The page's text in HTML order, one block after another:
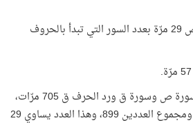
الحرف ص ورد في سورة ص 29 مرّة بعدد السور التي تبدأ بالحروف
في السور المحصورة بين سورة ص وسورة ق ورد الحرف ق 705 مرّات،
وورد الحرف ص 194 مرّة، ومجموع العددين 899، وهذا العدد يساوي 29